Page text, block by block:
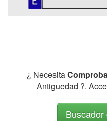
¿ Necesita
Antiguedad ?.